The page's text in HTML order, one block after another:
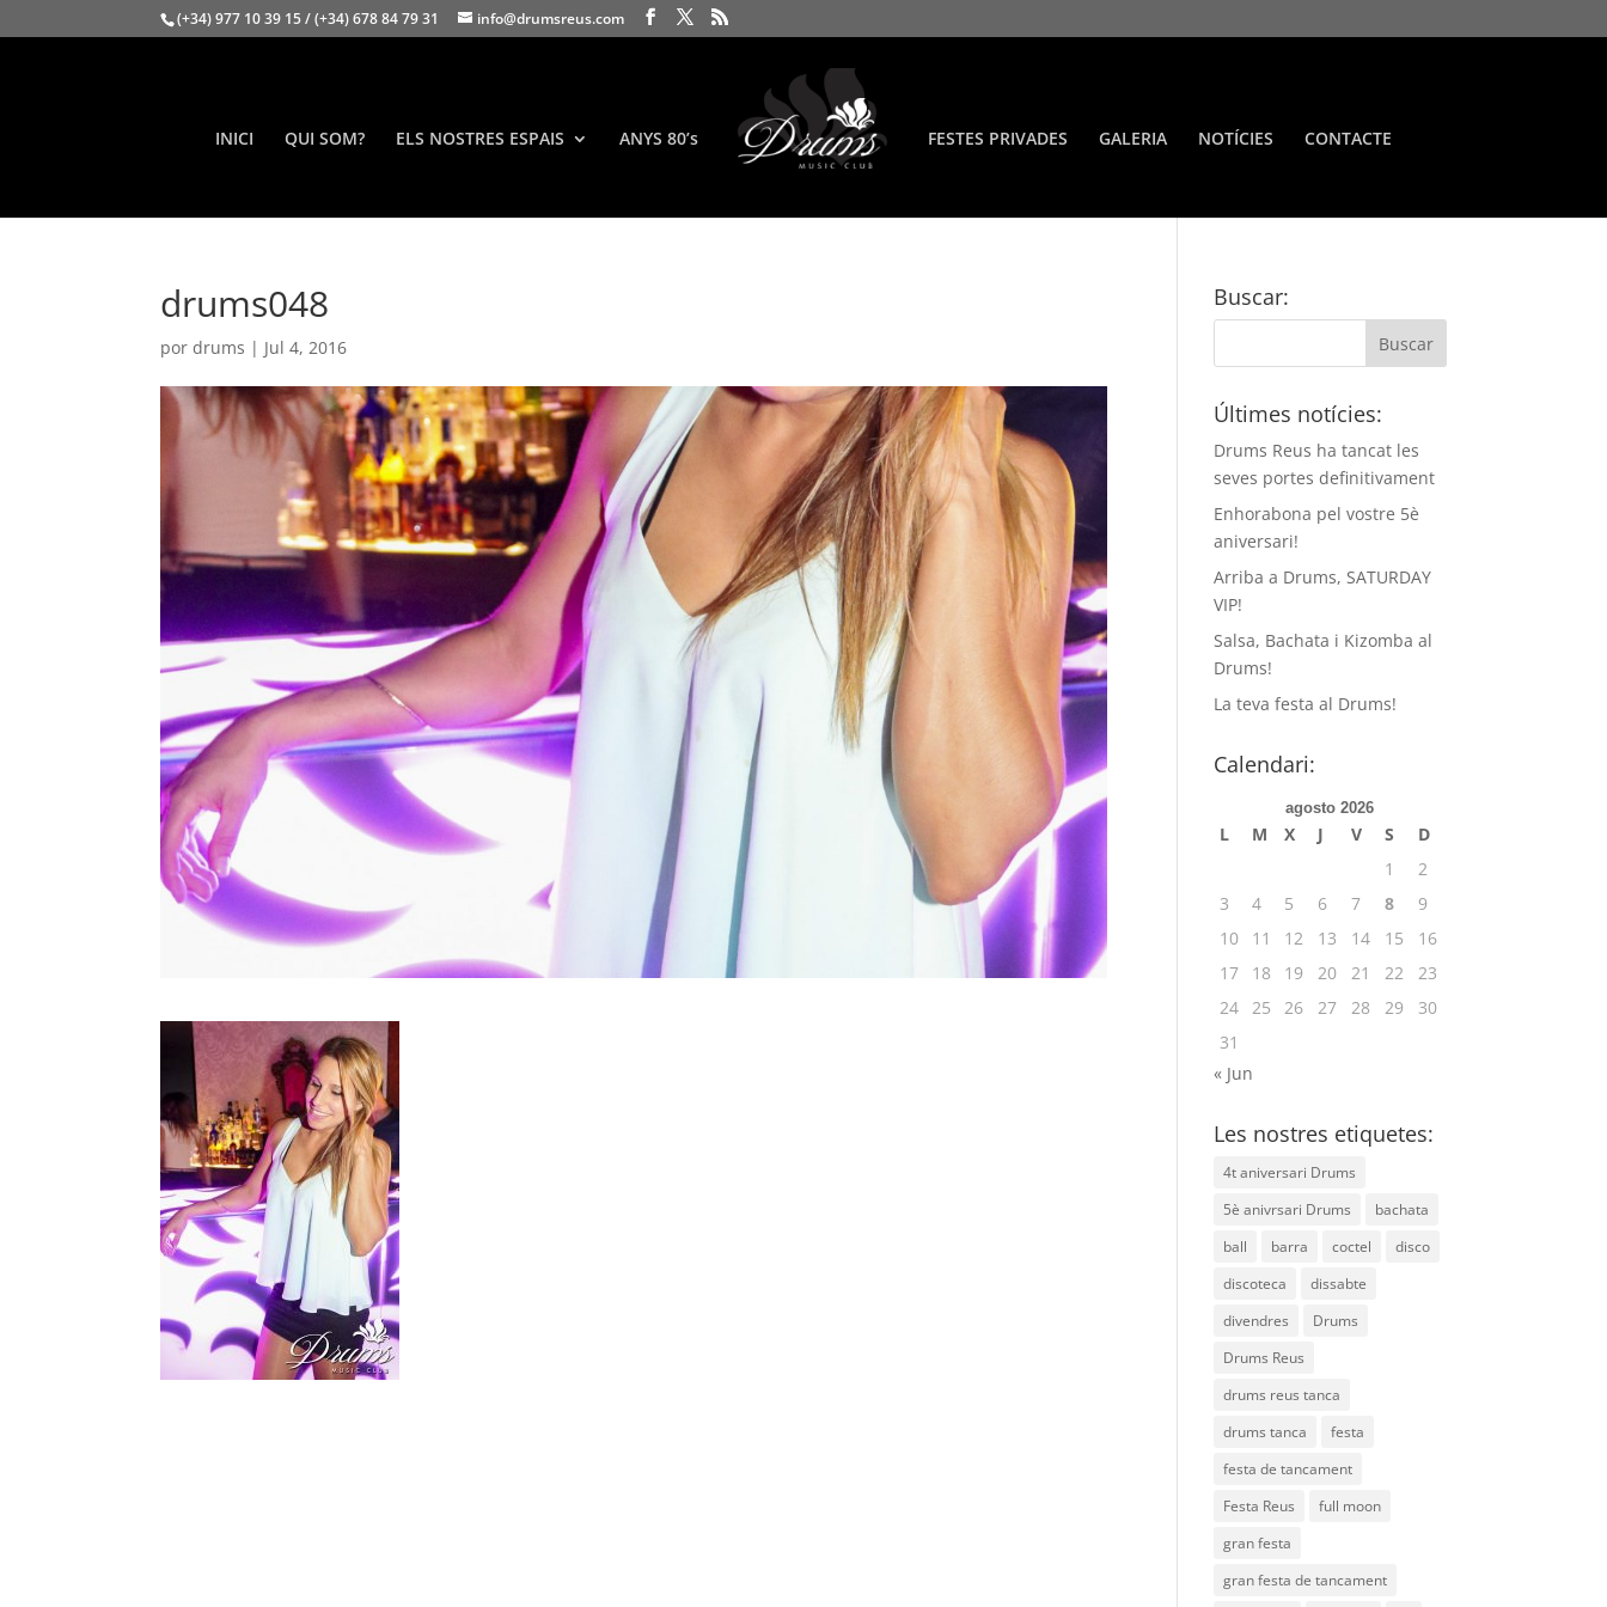
(+34) 977 10 39 15 / (+34) 678 84 79 31 info@drumsreus.com
INICI QUI SOM? ELS NOSTRES ESPAIS ANYS 80’s FESTES PRIVADES GALERIA NOTÍCIES CONTACTE
drums048
pordrums | Jul 4, 2016
Buscar:
Últimes notícies:
Drums Reus ha tancat les
seves portes definitivament
Enhorabona pel vostre 5è
aniversari!
Arriba a Drums, SATURDAY
VIP!
Salsa, Bachata i Kizomba al
Drums!
La teva festa al Drums!
Calendari:
agosto 2026
L M X J V S
D
1
2
3
4 5 6 7 8
9
10
11 12 13 14 15
16
17
18 19 20 21 22
23
24 25 26 27 28 29
30
31
« Jun
Les nostres etiquetes:
4t aniversari Drums
5è anivrsari Drums
bachata
ball
barra coctel
disco
discoteca
dissabte
divendres
Drums
Drums Reus
drums reus tanca
drums tanca
festa
festa de tancament
Festa Reus
full moon
gran festa
gran festa de tancament